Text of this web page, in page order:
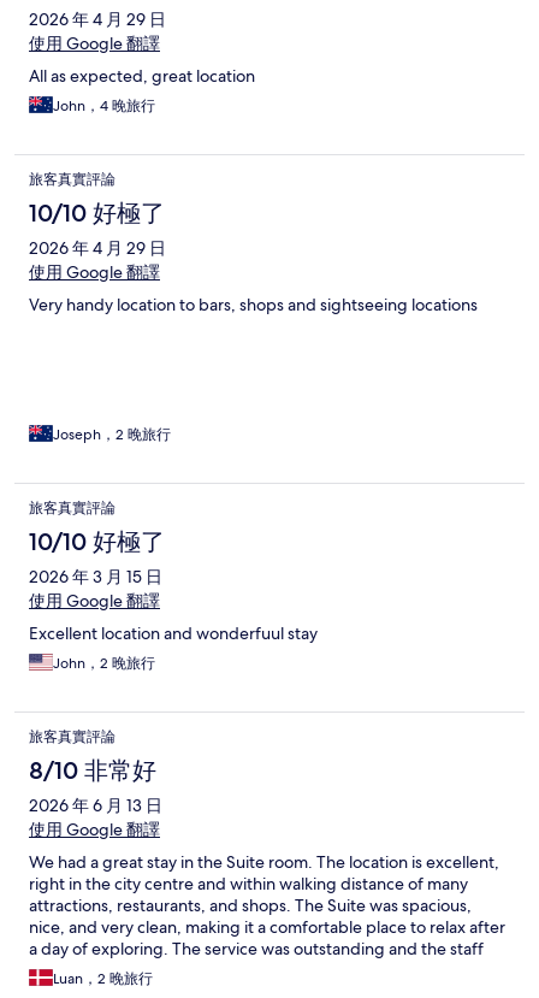
2026 年 4 月 29 日
使用 Google 翻譯
All as expected, great location
John，4 晚旅行
旅客真實評論
10/10 好極了
2026 年 4 月 29 日
使用 Google 翻譯
Very handy location to bars, shops and sightseeing locations
Joseph，2 晚旅行
旅客真實評論
10/10 好極了
2026 年 3 月 15 日
使用 Google 翻譯
Excellent location and wonderfuul stay
John，2 晚旅行
旅客真實評論
8/10 非常好
2026 年 6 月 13 日
使用 Google 翻譯
We had a great stay in the Suite room. The location is excellent,
right in the city centre and within walking distance of many
attractions, restaurants, and shops. The Suite was spacious,
nice, and very clean, making it a comfortable place to relax after
a day of exploring. The service was outstanding and the staff
were friendly, attentive, and always ready to help throughout
our stay. With its great location, comfortable rooms, and
Luan，2 晚旅行